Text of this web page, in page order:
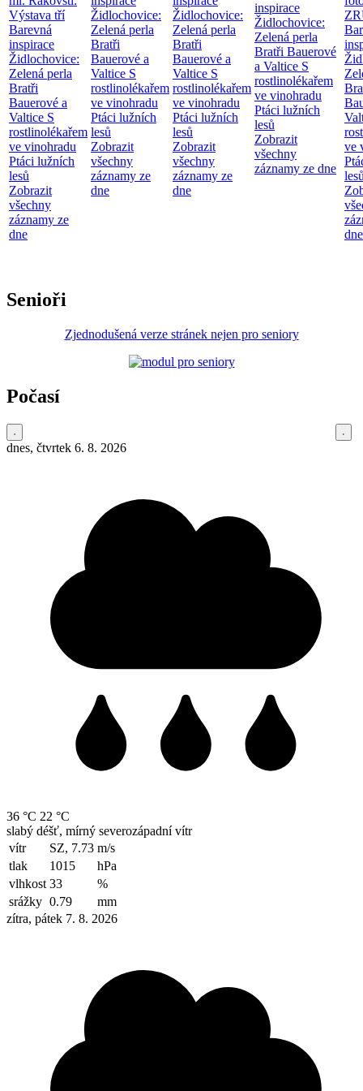
Výstava tří
Barevná
inspirace
Židlochovice:
Zelená perla
Bratři
Bauerové a
Valtice S
rostlinolékařem
ve vinohradu
Ptáci lužních
lesů
Zobrazit
všechny
záznamy ze
dne
Židlochovice:
Zelená perla
Bratři
Bauerové a
Valtice S
rostlinolékařem
ve vinohradu
Ptáci lužních
lesů
Zobrazit
všechny
záznamy ze
dne
Židlochovice:
Zelená perla
Bratři
Bauerové a
Valtice S
rostlinolékařem
ve vinohradu
Ptáci lužních
lesů
Zobrazit
všechny
záznamy ze
dne
inspirace
Židlochovice:
Zelená perla
Bratři Bauerové
a Valtice S
rostlinolékařem
ve vinohradu
Ptáci lužních
lesů
Zobrazit
všechny
záznamy ze dne
ve
dne
Senioři
Zjednodušená verze stránek nejen pro seniory
Počasí
dnes, čtvrtek 6. 8. 2026
36 °C 22 °C
slabý déšť, mírný severozápadní vítr
vítr
SZ, 7.73 m/s
tlak
1015
hPa
vlhkost 33
%
srážky 0.79
mm
zítra, pátek 7. 8. 2026